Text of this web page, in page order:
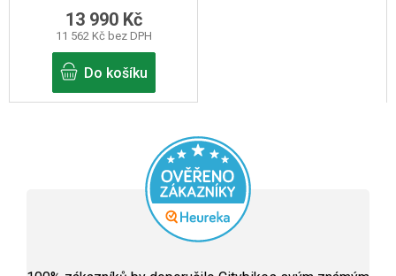
11 562 Kč bez DPH
13 990 Kč
Do košíku